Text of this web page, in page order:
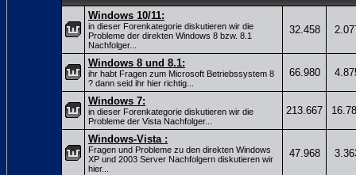
Windows 10/11:
in dieser Forenkategorie diskutieren wir die
Probleme der direkten Windows 8 bzw. 8.1
Nachfolger...
32.458
Windows 8 und 8.1:
ihr habt Fragen zum Microsoft Betriebssystem 8
? dann seid ihr hier richtig...
66.980
Windows 7:
in dieser Forenkategorie diskutieren wir die
Probleme der Vista Nachfolger...
213.667
Windows-Vista :
Fragen und Probleme zu den direkten Windows
XP und 2003 Server Nachfolgern diskutieren wir
hier...
47.968